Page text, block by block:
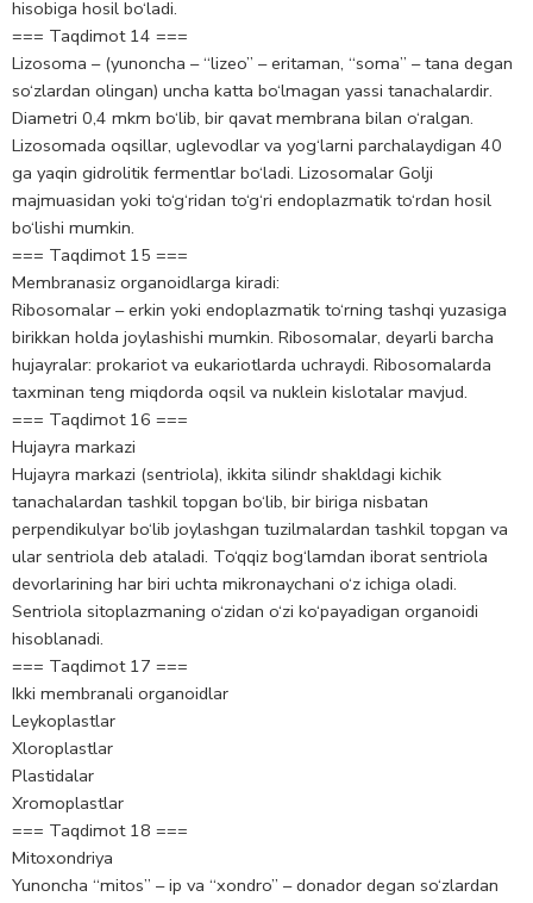
hisobiga hosil bo‘ladi.
=== Taqdimot 14 ===
Lizosoma – (yunoncha – “lizeo” – eritaman, “soma” – tana degan
so‘zlardan olingan) uncha katta bo‘lmagan yassi tanachalardir.
Diametri 0,4 mkm bo‘lib, bir qavat membrana bilan o‘ralgan.
Lizosomada oqsillar, uglevodlar va yog‘larni parchalaydigan 40
ga yaqin gidrolitik fermentlar bo‘ladi. Lizosomalar Golji
majmuasidan yoki to‘g‘ridan to‘g‘ri endoplazmatik to‘rdan hosil
bo‘lishi mumkin.
=== Taqdimot 15 ===
Membranasiz organoidlarga kiradi:
Ribosomalar – erkin yoki endoplazmatik to‘rning tashqi yuzasiga
birikkan holda joylashishi mumkin. Ribosomalar, deyarli barcha
hujayralar: prokariot va eukariotlarda uchraydi. Ribosomalarda
taxminan teng miqdorda oqsil va nuklein kislotalar mavjud.
=== Taqdimot 16 ===
Hujayra markazi
Hujayra markazi (sentriola), ikkita silindr shakldagi kichik
tanachalardan tashkil topgan bo‘lib, bir biriga nisbatan
perpendikulyar bo‘lib joylashgan tuzilmalardan tashkil topgan va
ular sentriola deb ataladi. To‘qqiz bog‘lamdan iborat sentriola
devorlarining har biri uchta mikronaychani o‘z ichiga oladi.
Sentriola sitoplazmaning o‘zidan o‘zi ko‘payadigan organoidi
hisoblanadi.
=== Taqdimot 17 ===
Ikki membranali organoidlar
Leykoplastlar
Xloroplastlar
Plastidalar
Xromoplastlar
=== Taqdimot 18 ===
Mitoxondriya
Yunoncha “mitos” – ip va “xondro” – donador degan so‘zlardan